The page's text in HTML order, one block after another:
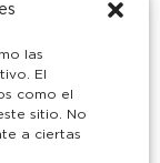
las
El
como el
sitio. No
a ciertas